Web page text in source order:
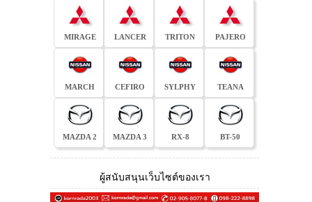
MIRAGE LANCER TRITON PAJERO
MARCH CEFIRO SYLPHY TEANA
MAZDA 2 MAZDA 3 RX-8 BT-50
ผู้สนับสนุนเว็บไซต์ของเรา